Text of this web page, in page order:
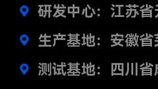
研发中心：江苏省
生产基地：安徽
测试基地：四川省